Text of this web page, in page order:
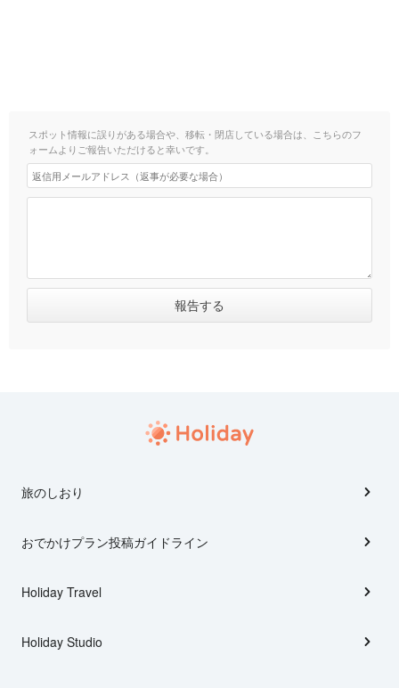
スポット情報に誤りがある場合や、移転・閉店している場合は、こちらのフ
ォームよりご報告いただけると幸いです。
旅のしおり
おでかけプラン投稿ガイドライン
Holiday Travel
Holiday Studio